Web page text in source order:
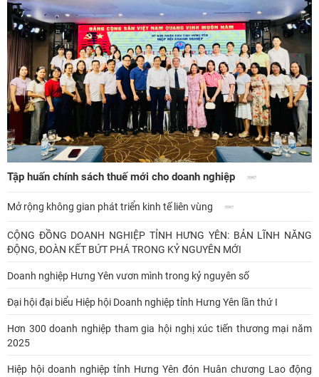
Tập huấn chính sách thuế mới cho doanh nghiệp
Mở rộng không gian phát triển kinh tế liên vùng
CỘNG ĐỒNG DOANH NGHIỆP TỈNH HƯNG YÊN: BẢN LĨNH NĂNG
ĐỘNG, ĐOÀN KẾT BỨT PHÁ TRONG KỶ NGUYÊN MỚI
Doanh nghiệp Hưng Yên vươn mình trong kỷ nguyên số
Đại hội đại biểu Hiệp hội Doanh nghiệp tỉnh Hưng Yên lần thứ I
Hơn 300 doanh nghiệp tham gia hội nghị xúc tiến thương mại năm
2025
Hiệp hội doanh nghiệp tỉnh Hưng Yên đón Huân chương Lao động